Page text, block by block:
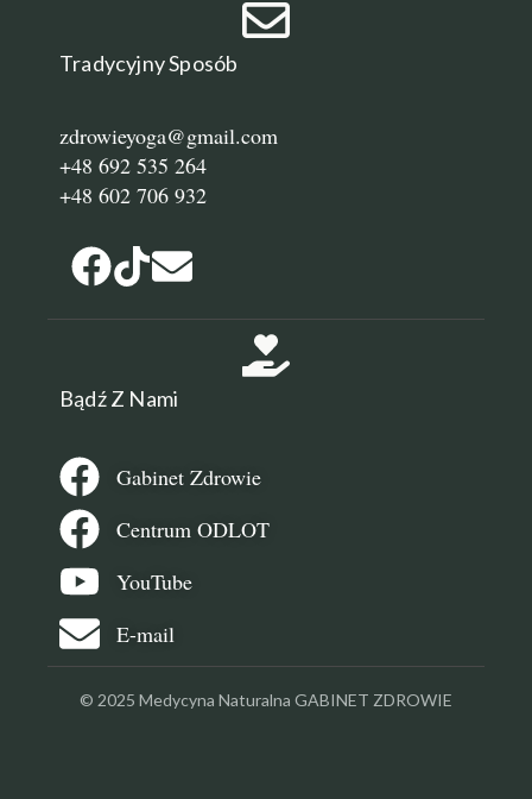
Tradycyjny Sposób
zdrowieyoga@gmail.com
+48 692 535 264
+48 602 706 932
Bądź Z Nami
Gabinet Zdrowie
Centrum ODLOT
YouTube
E-mail
© 2025 Medycyna Naturalna GABINET ZDROWIE